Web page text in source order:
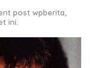
post wpberita,
ini.